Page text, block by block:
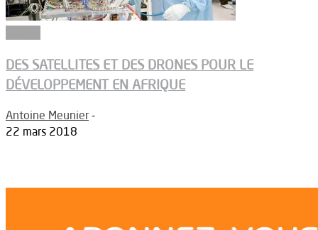
DES SATELLITES ET DES DRONES POUR LE
DÉVELOPPEMENT EN AFRIQUE
Antoine Meunier -
22 mars 2018